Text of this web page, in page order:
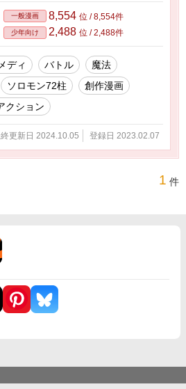
一般漫画 8,554 位 / 8,554件
少年向け 2,488 位 / 2,488件
ディ バトル
魔法
ソロモン72柱
創作漫画
クション
更新日 2024.10.05 登録日 2023.02.07
1 件